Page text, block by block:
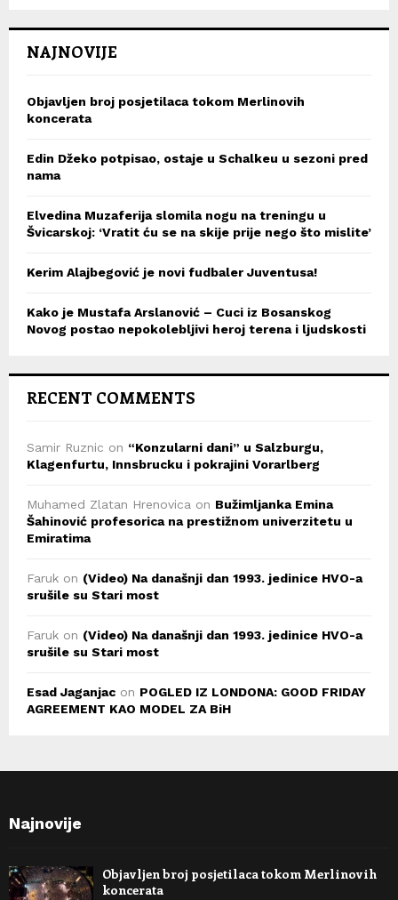
NAJNOVIJE
Objavljen broj posjetilaca tokom Merlinovih
koncerata
Edin Džeko potpisao, ostaje u Schalkeu u sezoni pred
nama
Elvedina Muzaferija slomila nogu na treningu u
Švicarskoj: ‘Vratit ću se na skije prije nego što mislite’
Kerim Alajbegović je novi fudbaler Juventusa!
Kako je Mustafa Arslanović – Cuci iz Bosanskog
Novog postao nepokolebljivi heroj terena i ljudskosti
RECENT COMMENTS
Samir Ruznic on “Konzularni dani” u Salzburgu,
Klagenfurtu, Innsbrucku i pokrajini Vorarlberg
Muhamed Zlatan Hrenovica on Bužimljanka Emina
Šahinović profesorica na prestižnom univerzitetu u
Emiratima
Faruk on (Video) Na današnji dan 1993. jedinice HVO-a
srušile su Stari most
Faruk on (Video) Na današnji dan 1993. jedinice HVO-a
srušile su Stari most
Esad Jaganjac on POGLED IZ LONDONA: GOOD FRIDAY
AGREEMENT KAO MODEL ZA BiH
Najnovije
Objavljen broj posjetilaca tokom Merlinovih
koncerata